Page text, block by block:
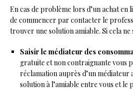
En cas de problème lors d’un achat en
de commencer par contacter le
trouver une solution amiable. Si cela
Saisir le médiateur des
gratuite et non contraignante vous
réclamation auprès d’un
solution à l’amiable entre vous et le